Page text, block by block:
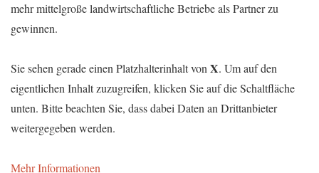
mehr mittelgroße landwirtschaftliche Betriebe als Partner zu
gewinnen.
Sie sehen gerade einen Platzhalterinhalt vonX. Um auf den
eigentlichen Inhalt zuzugreifen, klicken Sie auf die Schaltfläche
unten. Bitte beachten Sie, dass dabei Daten an Drittanbieter
weitergegeben werden.
Mehr Informationen